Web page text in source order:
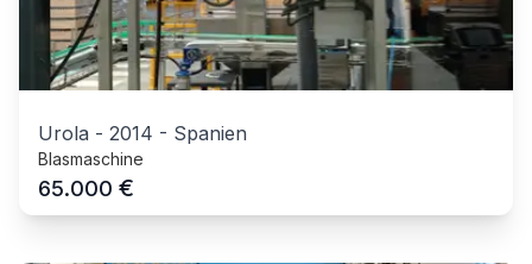
Urola - 2014 - Spanien
Blasmaschine
65.000 €